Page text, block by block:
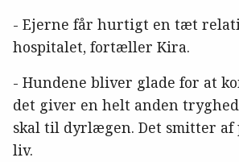
- Ejerne får hurtigt en tæt
hospitalet, fortæller Kira.
- Hundene bliver glade for at
det giver en helt anden
skal til dyrlægen. Det smitter af
liv.